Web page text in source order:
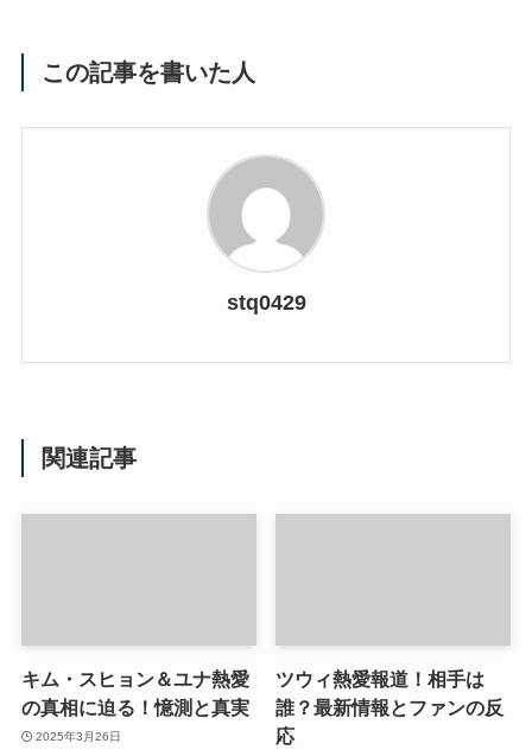
この記事を書いた人
stq0429
関連記事
キム・スヒョン＆ユナ熱愛
の真相に迫る！憶測と真実
2025年3月26日
ツウィ熱愛報道！相手は
誰？最新情報とファンの反
応